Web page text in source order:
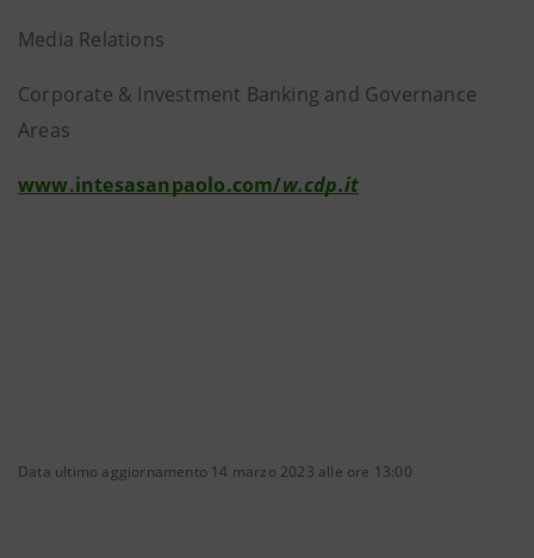
Media Relations
Corporate & Investment Banking and Governance
Areas
www.intesasanpaolo.com/w.cdp.it
Data ultimo aggiornamento 14 marzo 2023 alle ore 13:00